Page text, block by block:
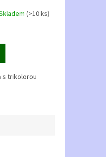
(>10 ks)
s trikolorou